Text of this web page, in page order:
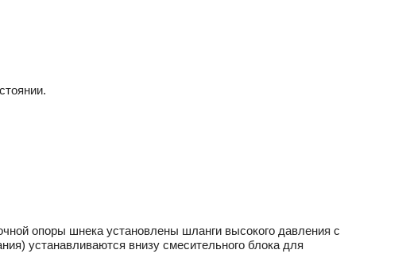
опоры шнека установлены шланги высокого давления с
устанавливаются внизу смесительного блока для